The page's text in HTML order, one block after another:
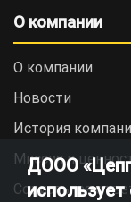
О компании
О компании
Новости
История
Миссия и
Социальная
ДООО